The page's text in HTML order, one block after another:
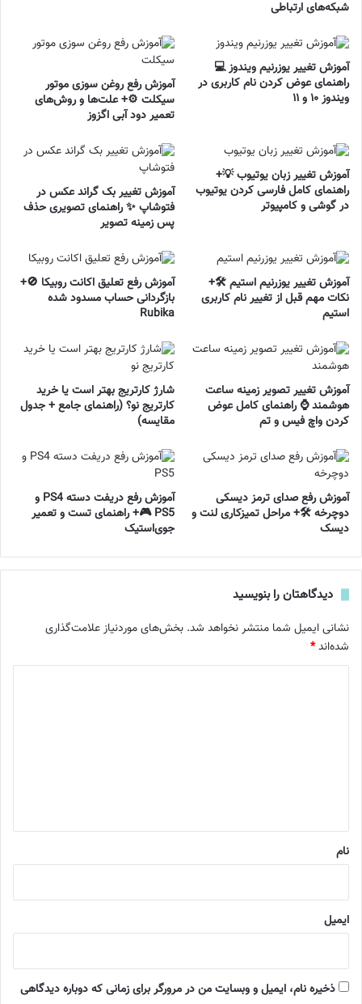
شبکه‌های ارتباطی
آموزش تغییر یوزرنیم ویندوز 💻
راهنمای عوض کردن نام کاربری در
ویندوز ۱۰ و ۱۱
آموزش رفع روغن سوزی موتور
سیکلت ⚙️+ علت‌ها و روش‌های
تعمیر دود آبی اگزوز
آموزش تغییر زبان یوتیوب 💡+
راهنمای کامل فارسی کردن یوتیوب
در گوشی و کامپیوتر
آموزش تغییر بک گراند عکس در
فتوشاپ ✨ راهنمای تصویری حذف
پس زمینه تصویر
آموزش تغییر یوزرنیم استیم 🛠️+
نکات مهم قبل از تغییر نام کاربری
استیم
آموزش رفع تعلیق اکانت روبیکا 🚫+
بازگردانی حساب مسدود شده
Rubika
آموزش تغییر تصویر زمینه ساعت
هوشمند ⌚ راهنمای کامل عوض
کردن واچ فیس و تم
شارژ کارتریج بهتر است یا خرید
کارتریج نو؟ (راهنمای جامع + جدول
مقایسه)
آموزش رفع صدای ترمز دیسکی
دوچرخه 🛠️+ مراحل تمیزکاری لنت و
دیسک
آموزش رفع دریفت دسته PS4 و
PS5 🎮+ راهنمای تست و تعمیر
جوی‌استیک
دیدگاهتان را بنویسید
نشانی ایمیل شما منتشر نخواهد شد. بخش‌های موردنیاز علامت‌گذاری
شده‌اند*
نام
ایمیل
ذخیره نام، ایمیل و وبسایت من در مرورگر برای زمانی که دوباره دیدگاهی